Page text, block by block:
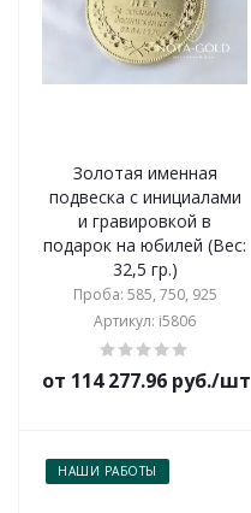
Золотая именная
подвеска с инициалами
и гравировкой в
подарок на юбилей (Вес:
32,5 гр.)
Проба: 585, 750, 925
Артикул: i5806
от 114 277.96 руб./шт
НАШИ РАБОТЫ